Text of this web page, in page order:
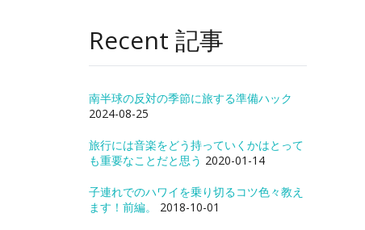
Recent 記事
南半球の反対の季節に旅する準備ハック
2024-08-25
旅行には音楽をどう持っていくかはとって
も重要なことだと思う 2020-01-14
子連れでのハワイを乗り切るコツ色々教え
ます！前編。
2018-10-01